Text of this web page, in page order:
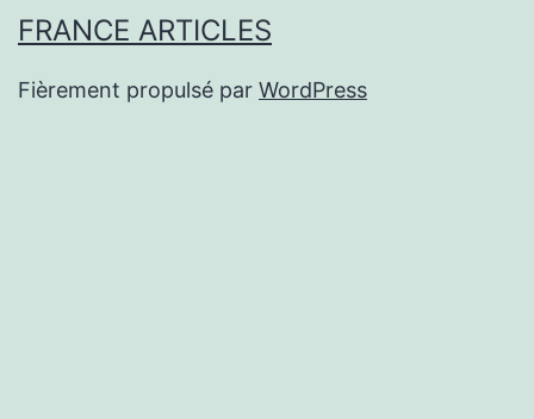
FRANCE ARTICLES
Fièrement propulsé par WordPress